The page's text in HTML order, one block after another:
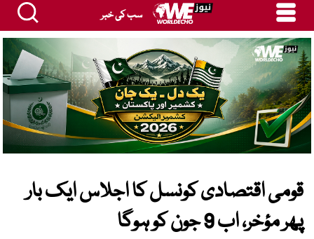
سب کی خبر
قومی اقتصادی کونسل کا اجلاس ایک بار
پھر مؤخر، اب 9 جون کو ہوگا